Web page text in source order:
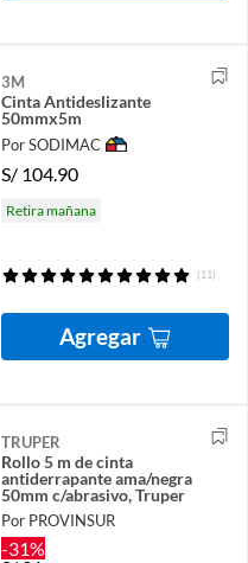
3M
Cinta Antideslizante
50mmx5m
Por SODIMAC
S/ 104.90
Retira mañana
(11)
Agregar
TRUPER
Rollo 5 m de cinta
antiderrapante ama/negra
50mm c/abrasivo, Truper
Por PROVINSUR
-31%